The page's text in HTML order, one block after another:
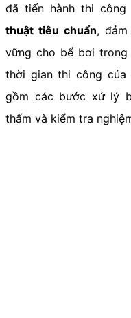
đã tiến hành thi công
thuật tiêu chuẩn,
vững cho bể bơi trong
thời gian thi công của
gồm các bước xử lý
thấm và kiểm tra